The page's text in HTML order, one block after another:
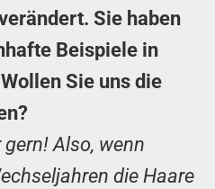
Sie haben
Beispiele in
Sie uns die
gern! Also, wenn
die Haare